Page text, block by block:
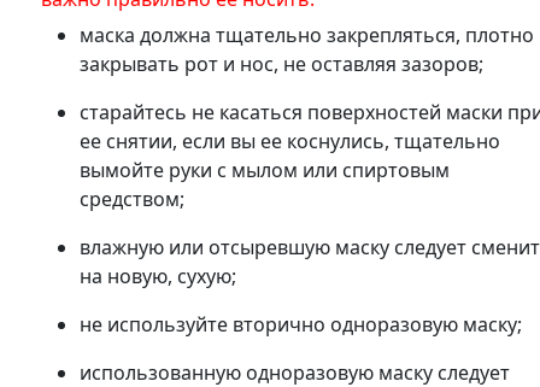
маска должна тщательно закрепляться, плотно
закрывать рот и нос, не оставляя зазоров;
старайтесь не касаться поверхностей маски
ее снятии, если вы ее коснулись, тщательно
вымойте руки с мылом или спиртовым
средством;
влажную или отсыревшую маску следует
на новую, сухую;
не используйте вторично одноразовую маску;
использованную одноразовую маску следует